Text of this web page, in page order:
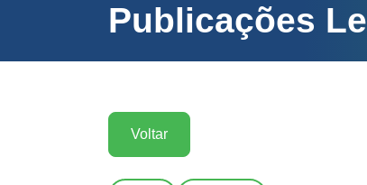
Publicações
Voltar